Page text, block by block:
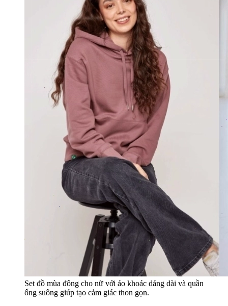
Set đồ mùa đông cho nữ với áo khoác dáng dài và quần
ống suông giúp tạo cảm giác thon gọn.